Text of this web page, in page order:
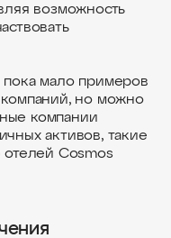
возможность
пока мало примеров
компаний, но можно
компании
активов, такие
Cosmos